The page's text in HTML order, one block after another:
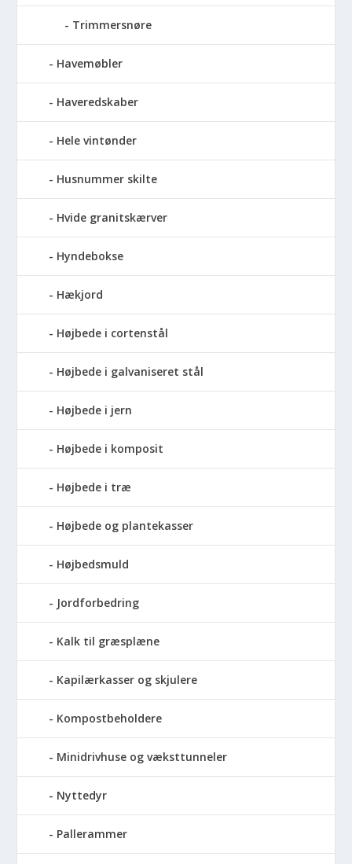
Trimmersnøre
Havemøbler
Haveredskaber
Hele vintønder
Husnummer skilte
Hvide granitskærver
Hyndebokse
Hækjord
Højbede i cortenstål
Højbede i galvaniseret stål
Højbede i jern
Højbede i komposit
Højbede i træ
Højbede og plantekasser
Højbedsmuld
Jordforbedring
Kalk til græsplæne
Kapilærkasser og skjulere
Kompostbeholdere
Minidrivhuse og væksttunneler
Nyttedyr
Pallerammer